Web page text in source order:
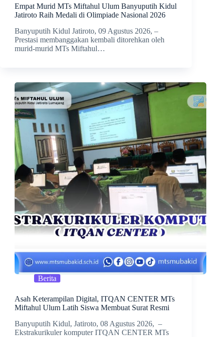
Empat Murid MTs Miftahul Ulum Banyuputih Kidul
Jatiroto Raih Medali di Olimpiade Nasional 2026
Banyuputih Kidul Jatiroto, 09 Agustus 2026, –
Prestasi membanggakan kembali ditorehkan oleh
murid-murid MTs Miftahul…
Berita
Asah Keterampilan Digital, ITQAN CENTER MTs
Miftahul Ulum Latih Siswa Membuat Surat Resmi
Banyuputih Kidul, Jatiroto, 08 Agustus 2026, –
Ekstrakurikuler komputer ITQAN CENTER MTs